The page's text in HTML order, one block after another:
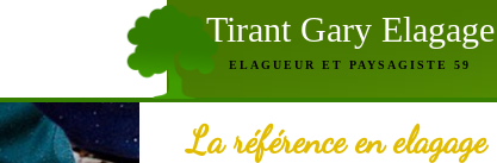
Tirant Gary Elagage
ELAGUEUR ET PAYSAGISTE 59
La référence en elagage